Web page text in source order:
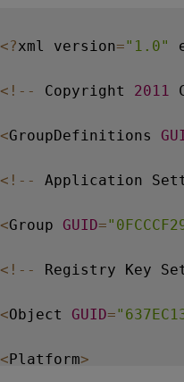
<?xml version="1.0"
< ! -- Copyright 2011
<GroupDefinitions
< ! -- Application
<Group GUID=
< ! -- Registry Key
<Object GUID=
<Platform>